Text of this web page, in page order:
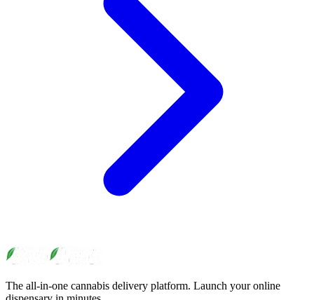
The all-in-one cannabis delivery platform. Launch your online